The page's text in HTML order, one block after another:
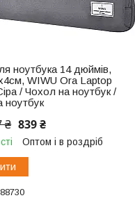
ноутбука 14 дюймів,
WIWU Ora Laptop
/ Чохол на ноутбук /
ноутбук
₴ 839 ₴
Оптом і в роздріб